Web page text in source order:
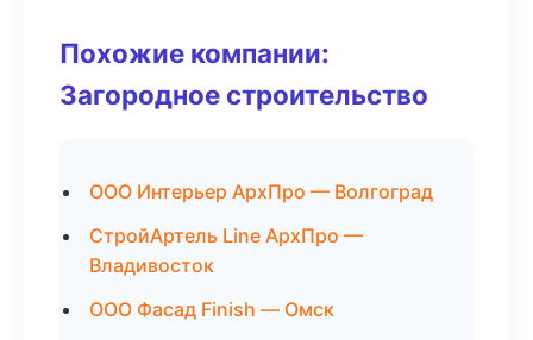
Похожие компании:
Загородное строительство
ООО Интерьер АрхПро — Волгоград
СтройАртель Line АрхПро —
Владивосток
ООО Фасад Finish — Омск